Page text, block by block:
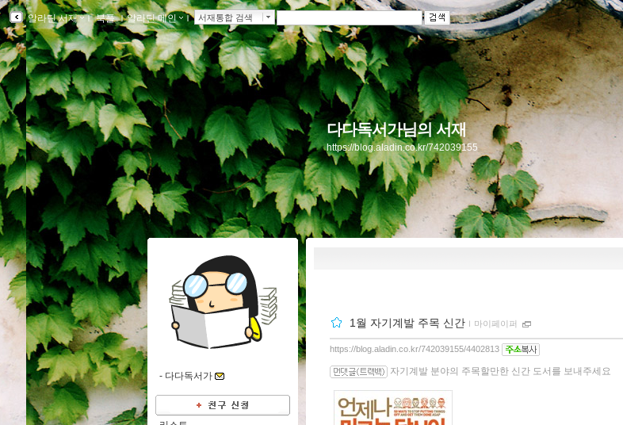
알라딘 서재 ｌ북플ｌ알라딘 메인 ｌ 서재통합 검색
다다독서가님의 서재
https://blog.aladin.co.kr/742039155
1월 자기계발 주목 신간 ｌ 마이페이퍼
https://blog.aladin.co.kr/742039155/4402813
자기계발 분야의 주목할만한 신간 도서를 보내주세요
- 다다독서가